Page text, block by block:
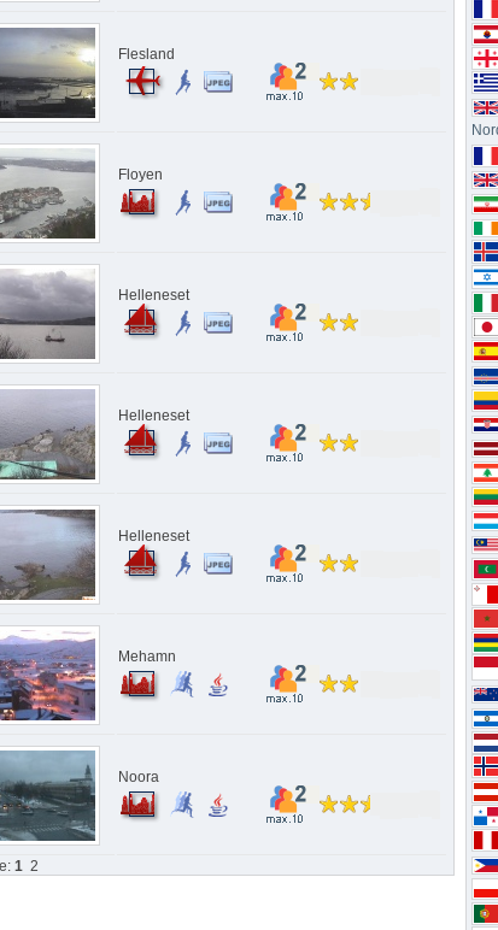
Flesland
Floyen
Helleneset
Helleneset
Helleneset
Mehamn
Noora
1 2